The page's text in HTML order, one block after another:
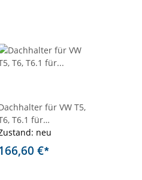
für VW T5,
T6.1 für
Aurum/Trident
neu
€*